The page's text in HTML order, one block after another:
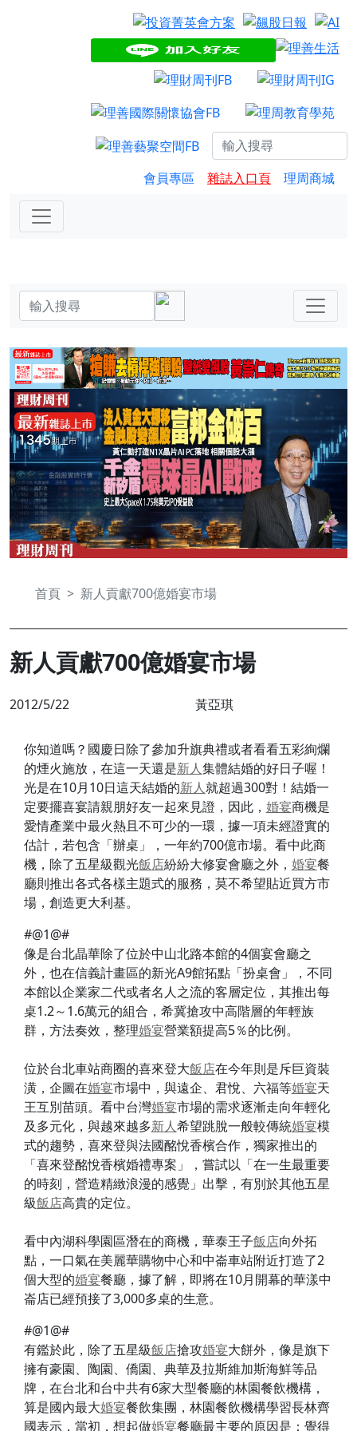
會員專區 雜誌入口頁 理周商城
首頁 新人貢獻700億婚宴市場
新人貢獻700億婚宴市場
2012/5/22 黃亞琪
你知道嗎？國慶日除了參加升旗典禮或者看看五彩絢爛
的煙火施放，在這一天還是新人集體結婚的好日子喔！
光是在10月10日這天結婚的新人就超過300對！結婚一
定要擺喜宴請親朋好友一起來見證，因此， 婚宴商機是
愛情產業中最火熱且不可少的一環，據一項未經證實的
估計，若包含「辦桌」，一年約700億市場。看中此商
機，除了五星級觀光飯店紛紛大修宴會廳之外， 婚宴餐
廳則推出各式各樣主題式的服務，莫不希望貼近買方市
場，創造更大利基。
#@1@#
像是台北晶華除了位於中山北路本館的4個宴會廳之
外，也在信義計畫區的新光A9館拓點「扮桌會」，不同
本館以企業家二代或者名人之流的客層定位，其推出每
桌1.2～1.6萬元的組合，希冀搶攻中高階層的年輕族
群，方法奏效，整理婚宴營業額提高5％的比例。
位於台北車站商圈的喜來登大飯店在今年則是斥巨資裝
潢，企圖在婚宴市場中，與遠企、君悅、六福等婚宴天
王互別苗頭。看中台灣婚宴市場的需求逐漸走向年輕化
及多元化，與越來越多新人希望跳脫一般較傳統婚宴模
式的趨勢，喜來登與法國酩悅香檳合作，獨家推出的
「喜來登酩悅香檳婚禮專案」，嘗試以「在一生最重要
的時刻，營造精緻浪漫的感覺」出擊，有別於其他五星
級飯店高貴的定位。
看中內湖科學園區潛在的商機，華泰王子飯店向外拓
點，一口氣在美麗華購物中心和中崙車站附近打造了2
個大型的婚宴餐廳，據了解，即將在10月開幕的華漾中
崙店已經預接了3,000多桌的生意。
#@1@#
有鑑於此，除了五星級飯店搶攻婚宴大餅外，像是旗下
擁有豪園、陶園、僑園、典華及拉斯維加斯海鮮等品
牌，在台北和台中共有6家大型餐廳的林園餐飲機構，
算是國內最大婚宴餐飲集團，林園餐飲機構學習長林齊
國表示，當初，想起做婚宴餐廳最主要的原因是：覺得